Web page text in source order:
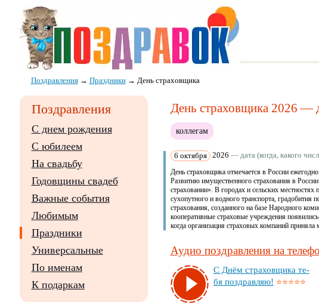
Поздравления→ Праздники→ День страховщика
День страховщика 2026 —
коллегам
6 октября 2026 — дата (когда, какого
День страховщика отмечается в России
Развитию имущественного страхования в
страховании». В городах и сельских местностях
сухопутного и водного транспорта, градобития
страхования, созданного на базе Народного
кооперативные страховые учреждения
когда организация страховых компаний
Аудио поздравления на
С Днём стра­хов­щи­ка те­
бя поз­драв­ляю! ⭐⭐⭐⭐⭐
Поздравления
С днем рождения
С юбилеем
На свадьбу
Годовщины свадеб
Важные события
Любимым
Праздники
Универсальные
По именам
К подаркам